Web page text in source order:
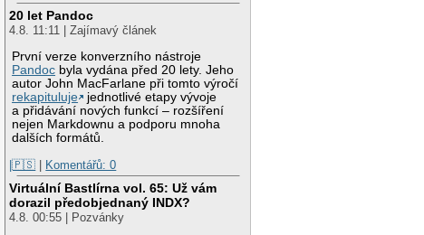
20 let Pandoc
4.8. 11:11 | Zajímavý článek
První verze konverzního nástroje
Pandoc byla vydána před 20 lety. Jeho
autor John MacFarlane při tomto výročí
rekapituluje
jednotlivé etapy vývoje
a přidávání nových funkcí – rozšíření
nejen Markdownu a podporu mnoha
dalších formátů.
|🇵🇸 | Komentářů: 0
Virtuální Bastlírna vol. 65: Už vám
dorazil předobjednaný INDX?
4.8. 00:55 | Pozvánky